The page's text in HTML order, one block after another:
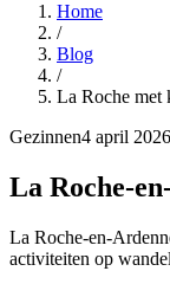
Home
/
Blog
/
La Roche met
Gezinnen4 april 2026
La Roche-
La Roche-en-
activiteiten op